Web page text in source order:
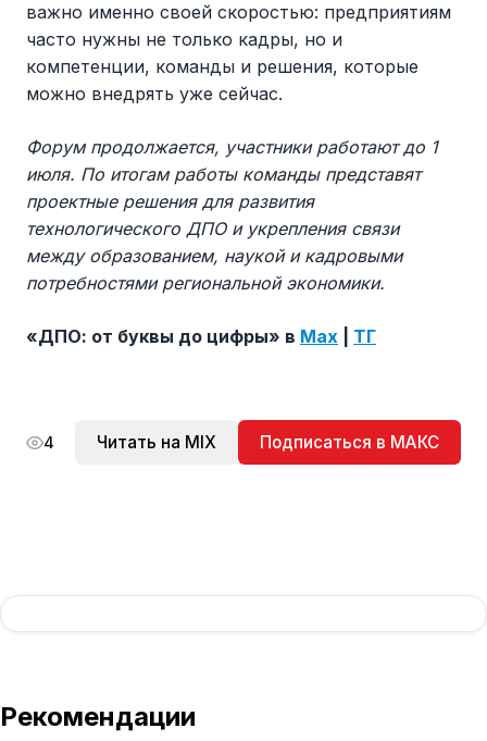
важно именно своей скоростью: предприятиям
часто нужны не только кадры, но и
компетенции, команды и решения, которые
можно внедрять уже сейчас.
Форум продолжается, участники работают до 1
июля. По итогам работы команды представят
проектные решения для развития
технологического ДПО и укрепления связи
между образованием, наукой и кадровыми
потребностями региональной экономики.
«ДПО: от буквы до цифры» в Max ТГ
4 Читать на MIX Подписаться в МАКС
Рекомендации